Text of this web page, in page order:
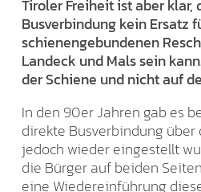
Tiroler Freiheit ist aber klar,
Busverbindung kein Ersatz
schienengebundenen
Landeck und Mals sein
der Schiene und nicht auf
In den 90er Jahren gab es
direkte Busverbindung über
jedoch wieder eingestellt
die Bürger auf beiden
eine Wiedereinführung